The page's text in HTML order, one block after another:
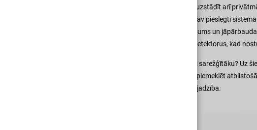
Šādu adrešu sistēmu, protams, var uzstādīt arī
autonomus dūmu detektorus, kas nav pieslēgti
būs vien pašam jāizstaigā savs īpašums un
vienotā tīklā arī šādus autonomos detektorus, kad
Lētāku vai dārgāku, vienkāršāku vai sarežģītāku? Uz
katram konkrētam objektam palīdz piemeklēt
arī jūs. Sevišķi, ja ir radusies tāda vajadzība.